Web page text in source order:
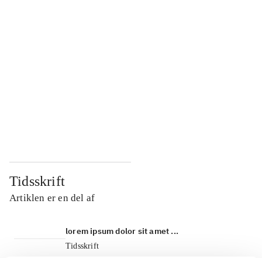
Tidsskrift
Artiklen er en del af
lorem ipsum dolor sit amet ...
Tidsskrift